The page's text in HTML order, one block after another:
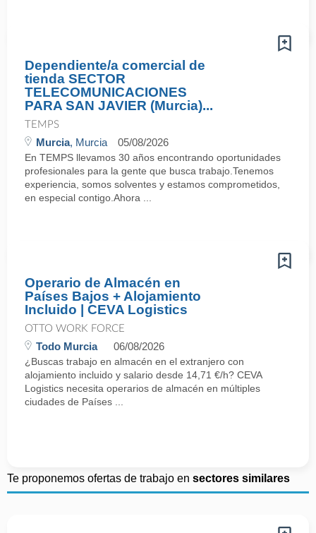
Dependiente/a comercial de
tienda SECTOR
TELECOMUNICACIONES
PARA SAN JAVIER (Murcia)...
TEMPS
Murcia, Murcia 05/08/2026
En TEMPS llevamos 30 años encontrando oportunidades
profesionales para la gente que busca trabajo.Tenemos
experiencia, somos solventes y estamos comprometidos,
en especial contigo.Ahora ...
Operario de Almacén en
Países Bajos + Alojamiento
Incluido | CEVA Logistics
OTTO WORK FORCE
Todo Murcia 06/08/2026
¿Buscas trabajo en almacén en el extranjero con
alojamiento incluido y salario desde 14,71 €/h? CEVA
Logistics necesita operarios de almacén en múltiples
ciudades de Países ...
Te proponemos ofertas de trabajo en sectores similares